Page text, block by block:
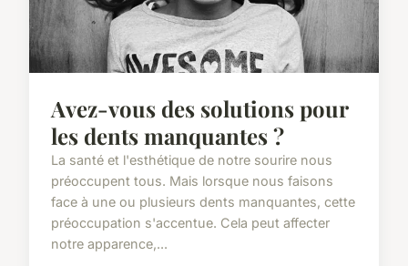
Avez-vous des solutions pour
les dents manquantes ?
La santé et l'esthétique de notre sourire nous
préoccupent tous. Mais lorsque nous faisons
face à une ou plusieurs dents manquantes, cette
préoccupation s'accentue. Cela peut affecter
notre apparence,...